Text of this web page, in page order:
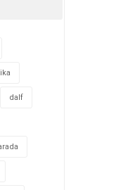
dalf